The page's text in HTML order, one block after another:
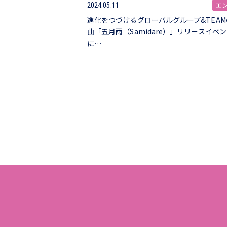
2024.05.11 エ
進化をつづけるグローバルグループ
曲「五月雨（Samidare）」リリースイベ
に…